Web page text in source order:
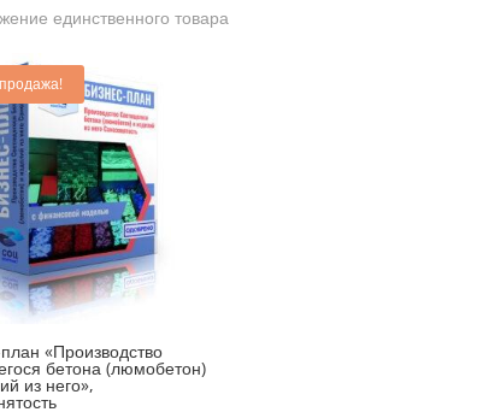
единственного товара
«Производство
бетона (люмобетон)
из него»,